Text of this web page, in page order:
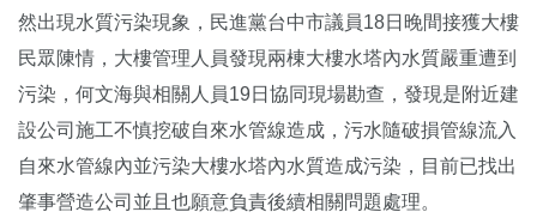
然出現水質污染現象，民進黨台中市議員18日晚間接獲大樓
民眾陳情，大樓管理人員發現兩棟大樓水塔內水質嚴重遭到
污染，何文海與相關人員19日協同現場勘查，發現是附近建
設公司施工不慎挖破自來水管線造成，污水隨破損管線流入
自來水管線內並污染大樓水塔內水質造成污染，目前已找出
肇事營造公司並且也願意負責後續相關問題處理。